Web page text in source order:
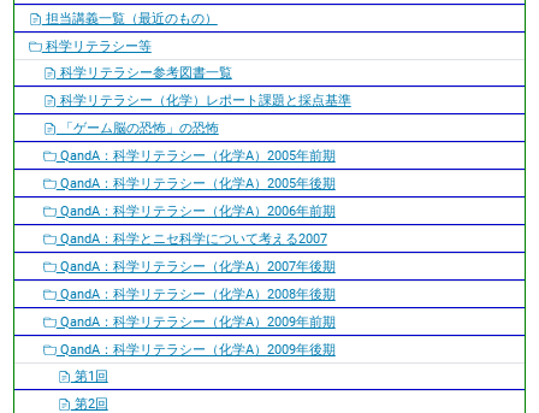
ー
シ
ョ
ン
担当講義一覧（最近のもの）
科学リテラシー等
科学リテラシー参考図書一覧
科学リテラシー（化学）レポート課題と採点基準
「ゲーム脳の恐怖」の恐怖
QandA：科学リテラシー（化学A）2005年前期
QandA：科学リテラシー（化学A）2005年後期
QandA：科学リテラシー（化学A）2006年前期
QandA：科学とニセ科学について考える2007
QandA：科学リテラシー（化学A）2007年後期
QandA：科学リテラシー（化学A）2008年後期
QandA：科学リテラシー（化学A）2009年前期
QandA：科学リテラシー（化学A）2009年後期
第1回
第2回